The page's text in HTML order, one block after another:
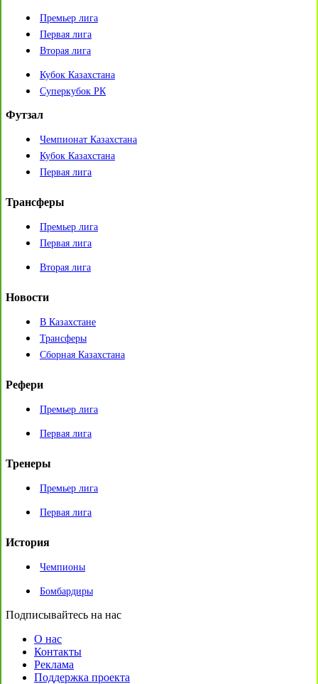
Премьер лига
Первая лига
Вторая лига
Кубок Казахстана
Суперкубок РК
Футзал
Чемпионат Казахстана
Кубок Казахстана
Первая лига
Трансферы
Премьер лига
Первая лига
Вторая лига
Новости
В Казахстане
Трансферы
Сборная Казахстана
Рефери
Премьер лига
Первая лига
Тренеры
Премьер лига
Первая лига
История
Чемпионы
Бомбардиры
Подписывайтесь на нас
О нас
Контакты
Реклама
Поддержка проекта